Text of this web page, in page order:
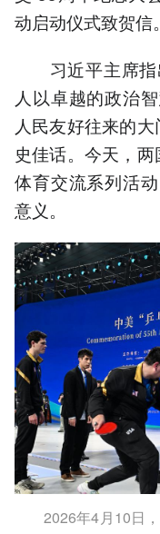
动启动仪式致贺信。
习近平主席指
人以卓越的政治
人民友好往来的
史佳话。今天，两
体育交流系列活
意义。
2026年4月10日，